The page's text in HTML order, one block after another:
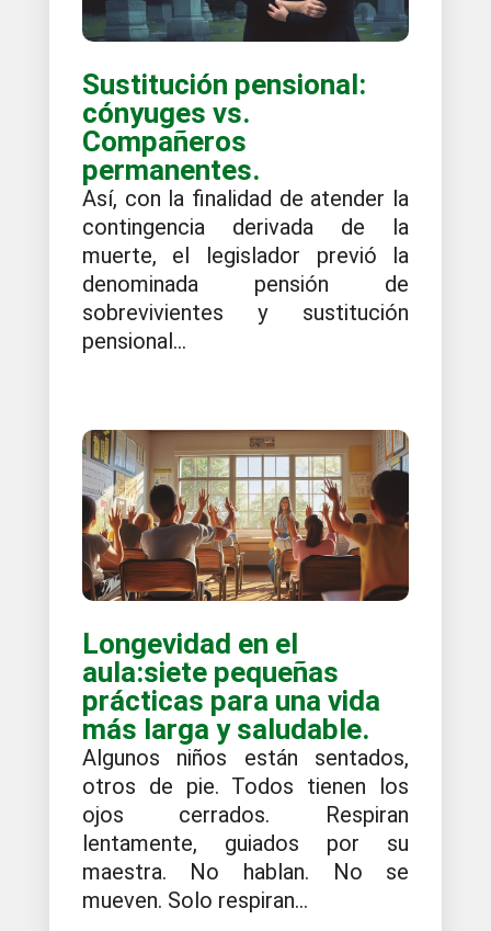
Sustitución pensional:
cónyuges vs.
Compañeros
permanentes.
Así, con la finalidad de atender la
contingencia derivada de la
muerte, el legislador previó la
denominada pensión de
sobrevivientes y sustitución
pensional...
Longevidad en el
aula:siete pequeñas
prácticas para una vida
más larga y saludable.
Algunos niños están sentados,
otros de pie. Todos tienen los
ojos cerrados. Respiran
lentamente, guiados por su
maestra. No hablan. No se
mueven. Solo respiran...